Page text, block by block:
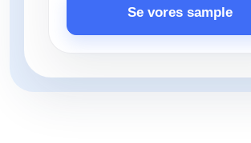
Se vores sample